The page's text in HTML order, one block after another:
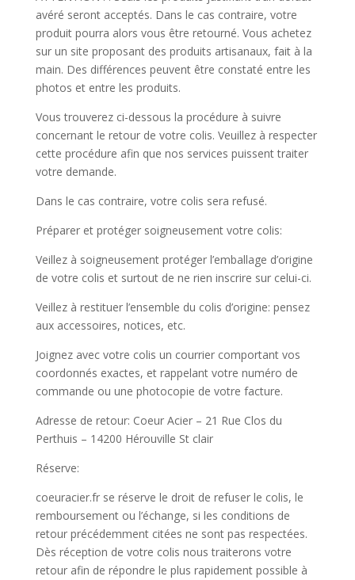
avéré seront acceptés. Dans le cas contraire, votre
produit pourra alors vous être retourné. Vous achetez
sur un site proposant des produits artisanaux, fait à la
main. Des différences peuvent être constaté entre les
photos et entre les produits.
Vous trouverez ci-dessous la procédure à suivre
concernant le retour de votre colis. Veuillez à respecter
cette procédure afin que nos services puissent traiter
votre demande.
Dans le cas contraire, votre colis sera refusé.
Préparer et protéger soigneusement votre colis:
Veillez à soigneusement protéger l’emballage d’origine
de votre colis et surtout de ne rien inscrire sur celui-ci.
Veillez à restituer l’ensemble du colis d’origine: pensez
aux accessoires, notices, etc.
Joignez avec votre colis un courrier comportant vos
coordonnés exactes, et rappelant votre numéro de
commande ou une photocopie de votre facture.
Adresse de retour: Coeur Acier – 21 Rue Clos du
Perthuis – 14200 Hérouville St clair
Réserve:
coeuracier.fr se réserve le droit de refuser le colis, le
remboursement ou l’échange, si les conditions de
retour précédemment citées ne sont pas respectées.
Dès réception de votre colis nous traiterons votre
retour afin de répondre le plus rapidement possible à